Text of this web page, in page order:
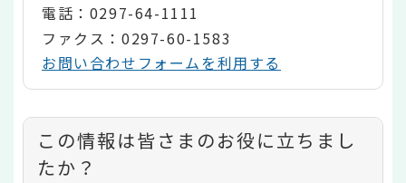
電話：0297-64-1111
ファクス：0297-60-1583
お問い合わせフォームを利用する
コ
ン
この情報は皆さまのお役に立ちまし
たか？